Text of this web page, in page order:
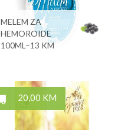
MELEM ZA
HEMOROIDE
100ML–13 KM
20,00 KM